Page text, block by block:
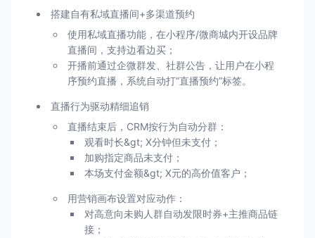
搭建自有私域直播间+多渠道预约
使用私域直播功能，在小程序/微商城内开设品牌
直播间，支持边看边买；
开播前通过企微群发、社群公告，让用户在小程
序预约直播，系统自动打“直播预约”标签。
直播行为驱动精细追销
直播结束后，CRM按行为自动分群：
观看时长&gt; X分钟但未支付；
加购指定商品未支付；
本场支付金额&gt; X元的高价值客户；
用营销画布设置对应动作：
对高意向未购人群自动发限时券+主推商品链
接；